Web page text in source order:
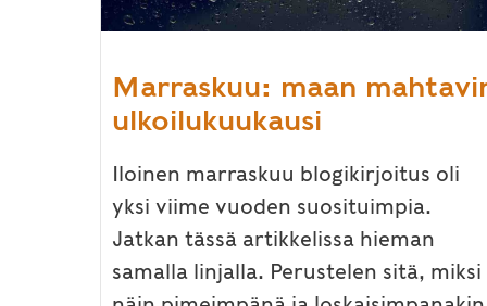
Marraskuu: maan
ulkoilukuukausi
Iloinen marraskuu blogikirjoitus oli
yksi viime vuoden suosituimpia.
Jatkan tässä artikkelissa hieman
samalla linjalla. Perustelen sitä, miksi